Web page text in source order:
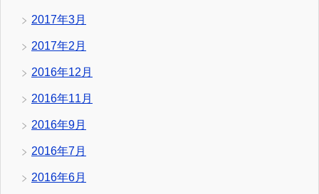
2017年3月
2017年2月
2016年12月
2016年11月
2016年9月
2016年7月
2016年6月